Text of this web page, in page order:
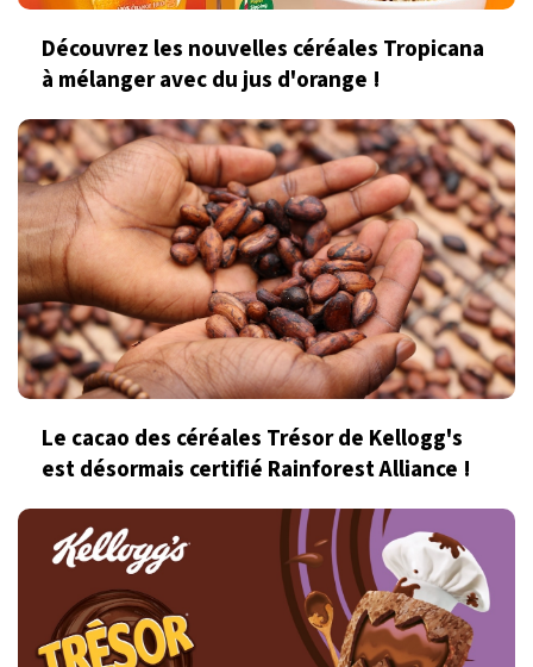
Découvrez les nouvelles céréales Tropicana
à mélanger avec du jus d'orange !
Le cacao des céréales Trésor de Kellogg's
est désormais certifié Rainforest Alliance !